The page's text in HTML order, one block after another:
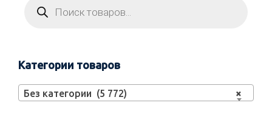
Категории товаров
×
Без категории (5 772)